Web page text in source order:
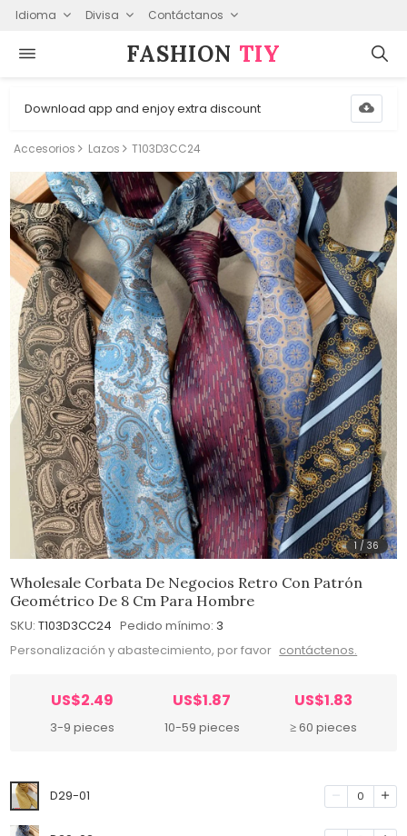
Idioma Divisa Contáctanos
FASHION⁠ TIY
Download app and enjoy extra discount
Accesorios Lazos T103D3CC24
1 /36
Wholesale Corbata De Negocios Retro Con Patrón
Geométrico De 8 Cm Para Hombre
SKU: T103D3CC24 Pedido mínimo: 3
Personalización y abastecimiento, por favor contáctenos.
US$2.49
3-9 pieces
US$1.87
10-59 pieces
US$1.83
≥ 60 pieces
D29-01 0